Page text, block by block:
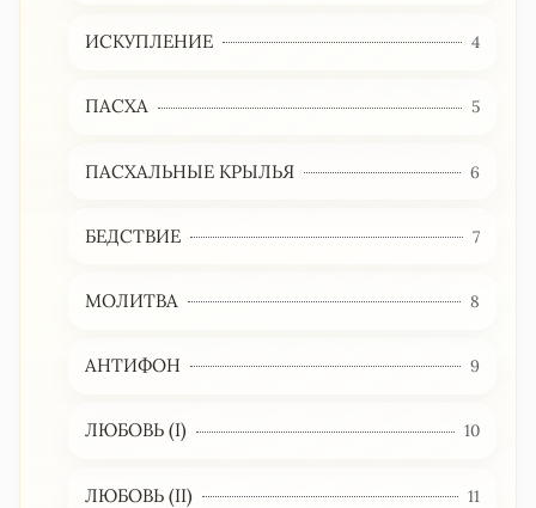
ИСКУПЛЕНИЕ 4
ПАСХА 5
ПАСХАЛЬНЫЕ КРЫЛЬЯ 6
БЕДСТВИЕ 7
МОЛИТВА 8
АНТИФОН 9
ЛЮБОВЬ (I) 10
ЛЮБОВЬ (II) 11